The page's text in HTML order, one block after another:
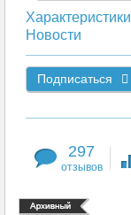
Характеристики
Новости
Подписаться
297
отзывов